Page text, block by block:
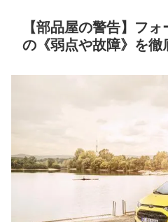
【部品屋の警告】フ
の《弱点や故障》を徹